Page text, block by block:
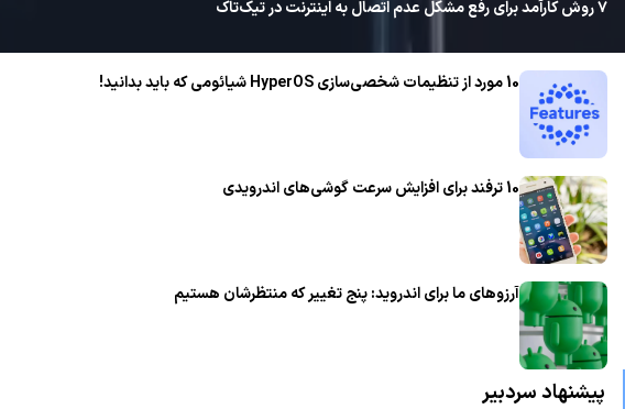
۷ روش کارآمد برای رفع مشکل عدم اتصال به اینترنت در تیک‌تاک
10 مورد از تنظیمات شخصی‌سازی HyperOS شیائومی که باید بدانید!
10 ترفند برای افزایش سرعت گوشی‌های اندرویدی
آرزوهای ما برای اندروید: پنج تغییر که منتظرشان هستیم
پیشنهاد سردبیر